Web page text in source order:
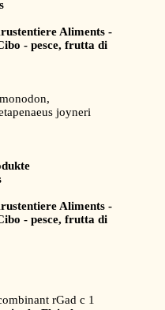
Aliments -
- pesce, frutta di
joyneri
Aliments -
- pesce, frutta di
rGad c 1